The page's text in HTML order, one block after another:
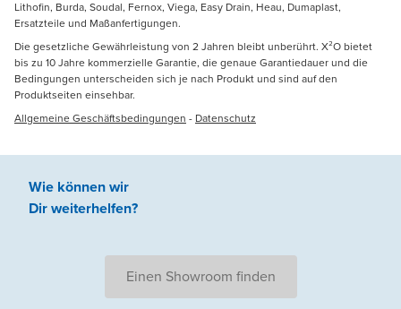
Lithofin, Burda, Soudal, Fernox, Viega, Easy Drain, Heau, Dumaplast,
Ersatzteile und Maßanfertigungen.
Die gesetzliche Gewährleistung von 2 Jahren bleibt unberührt. X²O bietet
bis zu 10 Jahre kommerzielle Garantie, die genaue Garantiedauer und die
Bedingungen unterscheiden sich je nach Produkt und sind auf den
Produktseiten einsehbar.
Allgemeine Geschäftsbedingungen - Datenschutz
Wie können wir
Dir weiterhelfen?
Einen Showroom finden